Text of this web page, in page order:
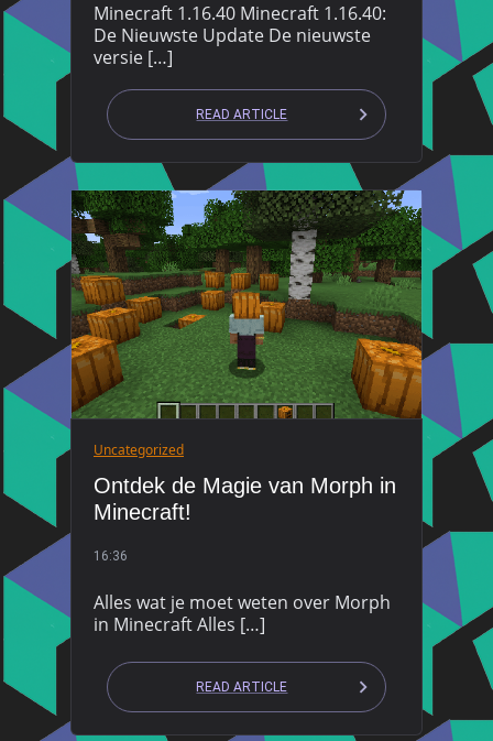
Minecraft 1.16.40 Minecraft 1.16.40:
De Nieuwste Update De nieuwste
versie […]
READ ARTICLE
Uncategorized
Ontdek de Magie van Morph in
Minecraft!
16:36
Alles wat je moet weten over Morph
in Minecraft Alles […]
READ ARTICLE